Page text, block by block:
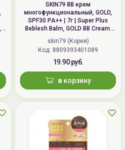
SKIN79 ВВ крем
многофункциональный, GOLD,
SPF30 PA++ | 7г | Super Plus
Beblesh Balm, GOLD BB Cream,
SPF30 PA++
skin79 (Корея)
Код: 8809393401089
19.90 руб.
в корзину